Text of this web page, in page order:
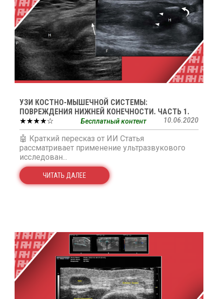
УЗИ КОСТНО-МЫШЕЧНОЙ СИСТЕМЫ:
ПОВРЕЖДЕНИЯ НИЖНЕЙ КОНЕЧНОСТИ. ЧАСТЬ 1.
★★★★☆
10.06.2020
Бесплатный контент
🤖 Краткий пересказ от ИИ Статья
рассматривает применение ультразвукового
исследован...
ЧИТАТЬ ДАЛЕЕ